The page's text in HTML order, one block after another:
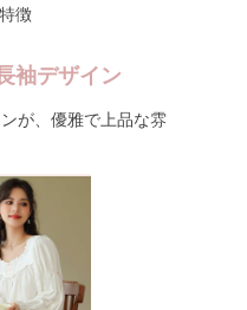
徴
袖デザイン
が、優雅で上品な雰